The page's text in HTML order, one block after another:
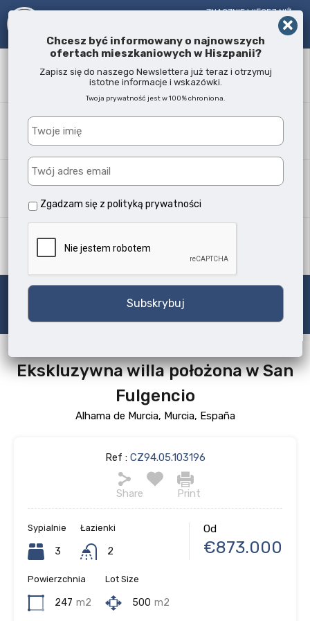
ZNACZNIE WIĘCEJ NIŻ
AGENT NIERUCHOMOŚCI!
Lokalizacja
Każda
Typ nieruchomości
Wszystkie typy
Każda
Szukaj
Ekskluzywna willa położona w San
Fulgencio
Alhama de Murcia, Murcia, España
Ref :CZ94.05.103196
Share Print
Od
€873.000
Sypialnie
3
Łazienki
2
Powierzchnia
247 m2
Lot Size
500 m2
Chcesz być informowany o najnowszych
ofertach mieszkaniowych w Hiszpanii?
Zapisz się do naszego Newslettera już teraz i otrzymuj
istotne informacje i wskazówki.
Twoja prywatność jest w 100% chroniona.
Zgadzam się zpolityką prywatności